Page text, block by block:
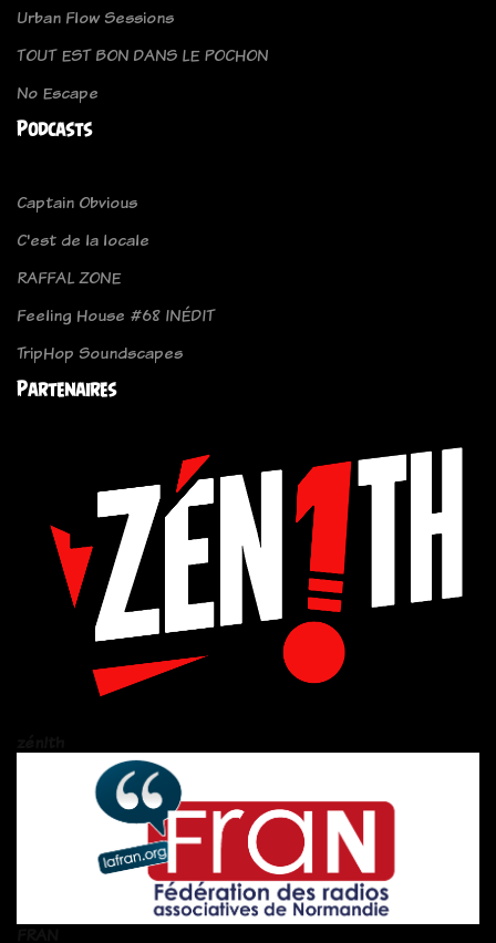
Urban Flow Sessions
TOUT EST BON DANS LE POCHON
No Escape
Podcasts
Captain Obvious
C'est de la locale
RAFFAL ZONE
Feeling House #68 INÉDIT
TripHop Soundscapes
Partenaires